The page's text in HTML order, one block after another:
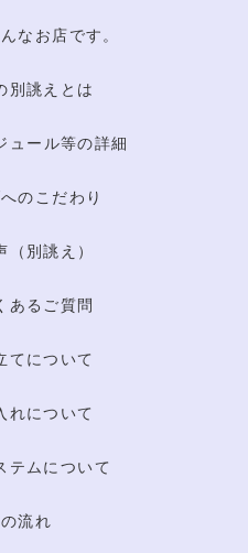
なお店です。
別誂えとは
ュール等の詳細
のこだわり
（別誂え）
あるご質問
てについて
れについて
テムについて
流れ